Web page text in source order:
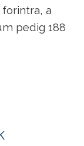
a
pedig 188